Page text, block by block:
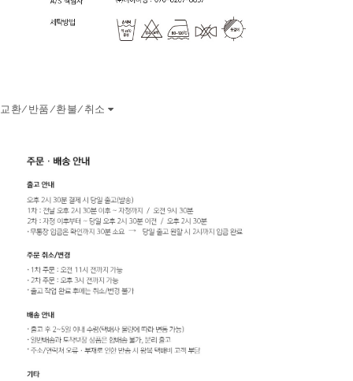
교환/반품/환불/취소